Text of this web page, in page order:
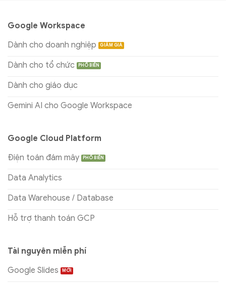
Google Workspace
Dành cho doanh nghiệp
Dành cho tổ chức
Dành cho giáo dục
Gemini AI cho Google Workspace
Google Cloud Platform
Điện toán đám mây
Data Analytics
Data Warehouse / Database
Hỗ trợ thanh toán GCP
Tài nguyên miễn phí
Google Slides